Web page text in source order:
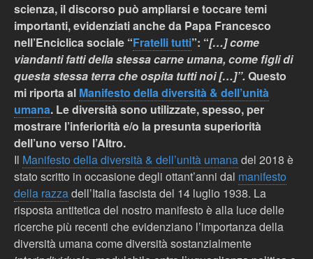
scienza, il discorso può ampliarsi e toccare temi
importanti, evidenziati anche da Papa Francesco
nell’Enciclica sociale “Fratelli tutti”: “[…] come
viandanti fatti della stessa carne umana, come figli di
questa stessa terra che ospita tutti noi […]”. Questo
mi riporta al Manifesto della diversità & dell’unità
umana. Le diversità sono utilizzate, spesso, per
mostrare l’inferiorità e/o la presunta superiorità
dell’uno verso l’Altro.
Il Manifesto della diversità & dell’unità umanadel 2018 è
stato scritto in occasione degli ottant’anni dal manifesto
della razzadell’Italia fascista del 14 luglio 1938. La
risposta antitetica del nostro manifesto è alla luce delle
ricerche più recenti che evidenziano l’importanza della
diversità umana come diversità sostanzialmente